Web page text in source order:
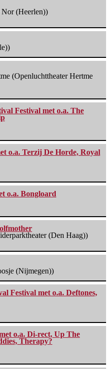
(Heerlen))
(Openluchttheater Hertme
Festival met o.a. The
o.a. Terzij De Horde, Royal
o.a. Bongloard
(Den Haag))
(Nijmegen))
Festival met o.a. Deftones,
o.a. Di-rect, Up The
Therapy?